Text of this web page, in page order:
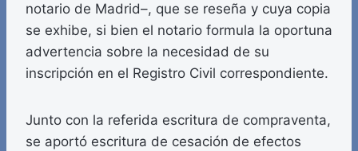
notario de Madrid–, que se reseña y cuya copia
se exhibe, si bien el notario formula la oportuna
advertencia sobre la necesidad de su
inscripción en el Registro Civil correspondiente.
Junto con la referida escritura de compraventa,
se aportó escritura de cesación de efectos